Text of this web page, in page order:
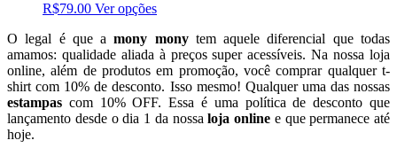
R$79.00 Ver opções
O legal é que amony monytem aquele diferencial que todas
amamos: qualidade aliada à preços super acessíveis. Na nossa loja
online, além de produtos em promoção, você comprar qualquer t-
shirt com 10% de desconto. Isso mesmo! Qualquer uma das nossas
estampas com 10% OFF. Essa é uma política de desconto que
lançamento desde o dia 1 da nossaloja online e que permanece até
hoje.